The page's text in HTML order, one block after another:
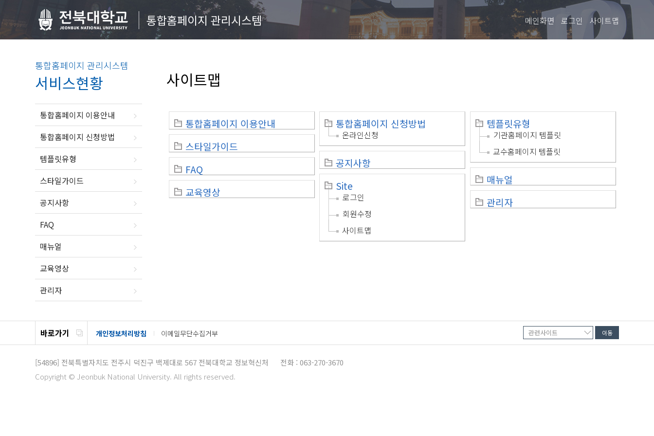
통합홈페이지 관리시스템 메인화면 로그인 사이트맵
통합홈페이지 관리시스템
서비스현황
통합홈페이지 이용안내
통합홈페이지 신청방법
템플릿유형
스타일가이드
공지사항
FAQ
매뉴얼
교육영상
관리자
사이트맵
통합홈페이지 이용안내 통합홈페이지 신청방법
온라인신청
템플릿유형
기관홈페이지 템플릿
교수홈페이지 템플릿
스타일가이드
공지사항
FAQ
매뉴얼
Site
로그인
회원수정
사이트맵
교육영상
관리자
바로가기 개인정보처리방침 이메일무단수집거부
[54896] 전북특별자치도 전주시 덕진구 백제대로 567 전북대학교 정보혁신처
전화 : 063-270-3670
Copyright © Jeonbuk National University. All rights reserved.